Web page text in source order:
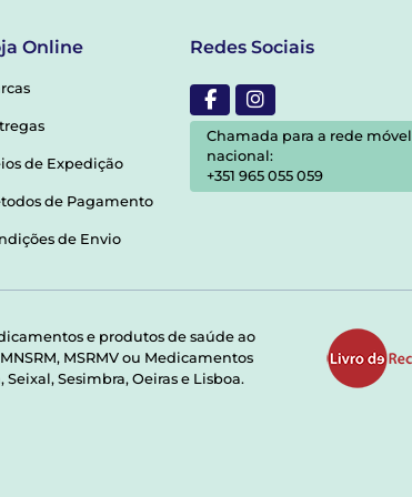
Online
de Expedição
de Pagamento
de Envio
Redes Sociais
Chamada para a rede móvel
nacional:
+351 965 055 059
e produtos de saúde ao
MSRMV ou Medicamentos
Sesimbra, Oeiras e Lisboa.